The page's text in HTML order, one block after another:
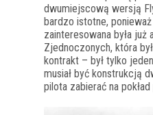
dwumiejscową wersją
bardzo istotne,
zainteresowana była już
Zjednoczonych, która
kontrakt – był tylko
musiał być konstrukcją
pilota zabierać na pokład